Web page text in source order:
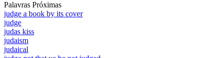
Palavras Próximas
judge a book by its cover
judge
judas kiss
judaism
judaical